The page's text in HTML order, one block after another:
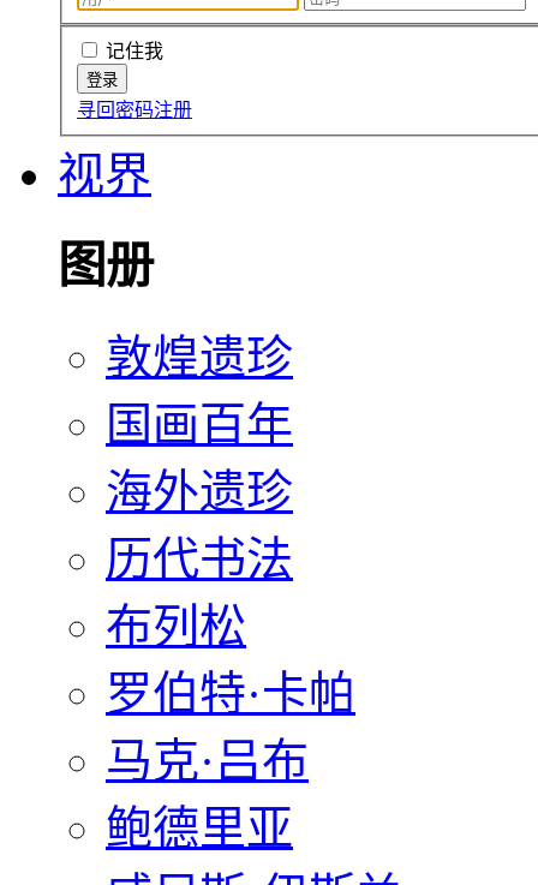
记住我
寻回密码注册
视界
图册
敦煌遗珍
国画百年
海外遗珍
历代书法
布列松
罗伯特·卡帕
马克·吕布
鲍德里亚